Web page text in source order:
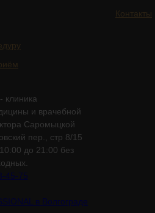
Контакты
клиника
и врачебной
Саромыцкой
пер., стр 8/15
до 21:00 без
45-75
в Волгограде